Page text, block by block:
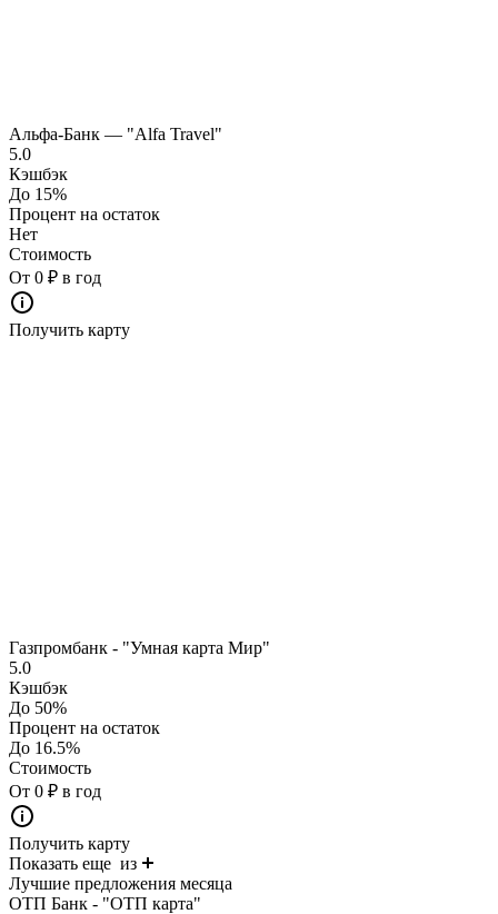
Альфа-Банк — "Alfa Travel"
5.0
Кэшбэк
До 15%
Процент на остаток
Нет
Стоимость
От 0 ₽ в год
Получить карту
Газпромбанк - "Умная карта Мир"
5.0
Кэшбэк
До 50%
Процент на остаток
До 16.5%
Стоимость
От 0 ₽ в год
Получить карту
Показать еще из
Лучшие предложения месяца
ОТП Банк - "ОТП карта"